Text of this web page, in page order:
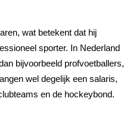
wat betekent dat hij
sporter. In Nederland
bijvoorbeeld profvoetballers,
wel degelijk een salaris,
en de hockeybond.